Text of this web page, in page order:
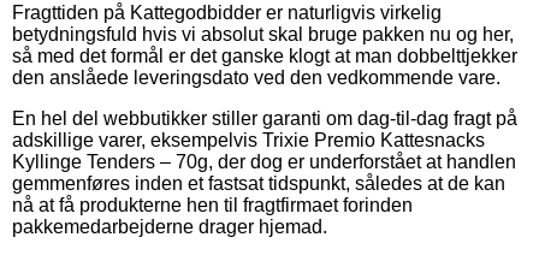
Fragttiden på Kattegodbidder er naturligvis virkelig
betydningsfuld hvis vi absolut skal bruge pakken nu og her,
så med det formål er det ganske klogt at man dobbelttjekker
den anslåede leveringsdato ved den vedkommende vare.
En hel del webbutikker stiller garanti om dag-til-dag fragt på
adskillige varer, eksempelvis Trixie Premio Kattesnacks
Kyllinge Tenders – 70g, der dog er underforstået at handlen
gemmenføres inden et fastsat tidspunkt, således at de kan
nå at få produkterne hen til fragtfirmaet forinden
pakkemedarbejderne drager hjemad.